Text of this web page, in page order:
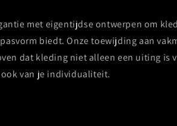
met eigentijdse ontwerpen om
biedt. Onze toewijding aan
dat kleding niet alleen een uiting is
ook van je individualiteit.